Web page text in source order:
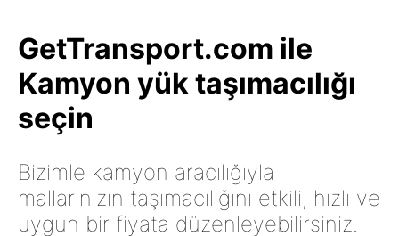
GetTransport.com ile
Kamyon yük taşımacılığı
seçin
Bizimle kamyon aracılığıyla
mallarınızın taşımacılığını etkili, hızlı ve
uygun bir fiyata düzenleyebilirsiniz.